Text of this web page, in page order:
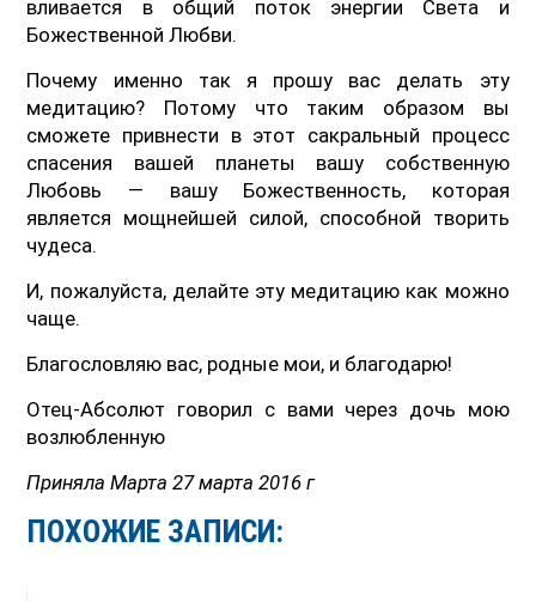
вливается в общий поток энергии Света и
Божественной Любви.
Почему именно так я прошу вас делать эту
медитацию? Потому что таким образом вы
сможете привнести в этот сакральный процесс
спасения вашей планеты вашу собственную
Любовь — вашу Божественность, которая
является мощнейшей силой, способной творить
чудеса.
И, пожалуйста, делайте эту медитацию как можно
чаще.
Благословляю вас, родные мои, и благодарю!
Отец-Абсолют говорил с вами через дочь мою
возлюбленную
Приняла Марта 27 марта 2016 г
ПОХОЖИЕ ЗАПИСИ: